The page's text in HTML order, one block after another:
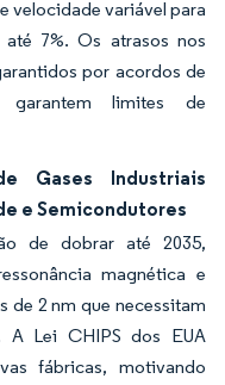
velocidade variável para
7%. Os atrasos nos
por acordos de
limites de
Gases Industriais
e Semicondutores
de dobrar até 2035,
magnética e
de 2 nm que necessitam
A Lei CHIPS dos EUA
fábricas, motivando